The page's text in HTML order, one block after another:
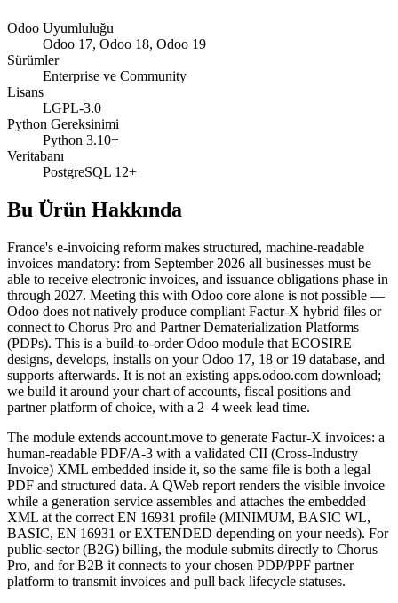
Odoo Uyumluluğu
Odoo 17, Odoo 18, Odoo 19
Sürümler
Enterprise ve Community
Lisans
LGPL-3.0
Python Gereksinimi
Python 3.10+
Veritabanı
PostgreSQL 12+
Bu Ürün Hakkında
France's e-invoicing reform makes structured, machine-readable
invoices mandatory: from September 2026 all businesses must be
able to receive electronic invoices, and issuance obligations phase in
through 2027. Meeting this with Odoo core alone is not possible —
Odoo does not natively produce compliant Factur-X hybrid files or
connect to Chorus Pro and Partner Dematerialization Platforms
(PDPs). This is a build-to-order Odoo module that ECOSIRE
designs, develops, installs on your Odoo 17, 18 or 19 database, and
supports afterwards. It is not an existing apps.odoo.com download;
we build it around your chart of accounts, fiscal positions and
partner platform of choice, with a 2–4 week lead time.
The module extends account.move to generate Factur-X invoices: a
human-readable PDF/A-3 with a validated CII (Cross-Industry
Invoice) XML embedded inside it, so the same file is both a legal
PDF and structured data. A QWeb report renders the visible invoice
while a generation service assembles and attaches the embedded
XML at the correct EN 16931 profile (MINIMUM, BASIC WL,
BASIC, EN 16931 or EXTENDED depending on your needs). For
public-sector (B2G) billing, the module submits directly to Chorus
Pro, and for B2B it connects to your chosen PDP/PPF partner
platform to transmit invoices and pull back lifecycle statuses.